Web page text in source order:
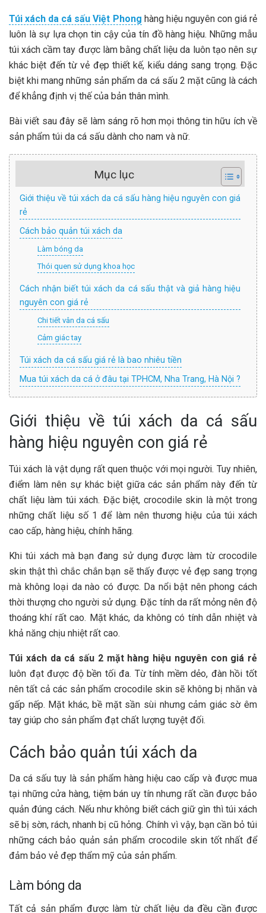
Túi xách da cá sấu Việt Phong hàng hiệu nguyên con giá rẻ
luôn là sự lựa chọn tin cậy của tín đồ hàng hiệu. Những mẫu
túi xách cầm tay được làm bằng chất liệu da luôn tạo nên sự
khác biệt đến từ vẻ đẹp thiết kế, kiểu dáng sang trọng. Đặc
biệt khi mang những sản phẩm da cá sấu 2 mặt cũng là cách
để khẳng định vị thế của bản thân mình.
Bài viết sau đây sẽ làm sáng rõ hơn mọi thông tin hữu ích về
sản phẩm túi da cá sấu dành cho nam và nữ.
Mục lục
Giới thiệu về túi xách da cá sấu hàng hiệu nguyên con giá
rẻ
Cách bảo quản túi xách da
Làm bóng da
Thói quen sử dụng khoa học
Cách nhận biết túi xách da cá sấu thật và giả hàng hiệu
nguyên con giá rẻ
Chi tiết vân da cá sấu
Cảm giác tay
Túi xách da cá sấu giá rẻ là bao nhiêu tiền
Mua túi xách da cá ở đâu tại TPHCM, Nha Trang, Hà Nội ?
Giới thiệu về túi xách da cá sấu
hàng hiệu nguyên con giá rẻ
Túi xách là vật dụng rất quen thuộc với mọi người. Tuy nhiên,
điểm làm nên sự khác biệt giữa các sản phẩm này đến từ
chất liệu làm túi xách. Đặc biệt, crocodile skin là một trong
những chất liệu số 1 để làm nên thương hiệu của túi xách
cao cấp, hàng hiệu, chính hãng.
Khi túi xách mà bạn đang sử dụng được làm từ crocodile
skin thật thì chắc chắn bạn sẽ thấy được vẻ đẹp sang trọng
mà không loại da nào có được. Da nổi bật nên phong cách
thời thượng cho người sử dụng. Đặc tính da rất mỏng nên độ
thoáng khí rất cao. Mặt khác, da không có tính dẫn nhiệt và
khả năng chịu nhiệt rất cao.
Túi xách da cá sấu 2 mặt hàng hiệu nguyên con giá rẻ
luôn đạt được độ bền tối đa. Từ tính mềm dẻo, đàn hồi tốt
nên tất cả các sản phẩm crocodile skin sẽ không bị nhăn và
gấp nếp. Mặt khác, bề mặt sần sùi nhưng cảm giác sờ êm
tay giúp cho sản phẩm đạt chất lượng tuyệt đối.
Cách bảo quản túi xách da
Da cá sấu tuy là sản phẩm hàng hiệu cao cấp và được mua
tại những cửa hàng, tiệm bán uy tín nhưng rất cần được bảo
quản đúng cách. Nếu như không biết cách giữ gìn thì túi xách
sẽ bị sờn, rách, nhanh bị cũ hỏng. Chính vì vậy, bạn cần bỏ túi
những cách bảo quản sản phẩm crocodile skin tốt nhất để
đảm bảo vẻ đẹp thẩm mỹ của sản phẩm.
Làm bóng da
Tất cả sản phẩm được làm từ chất liệu da đều cần được